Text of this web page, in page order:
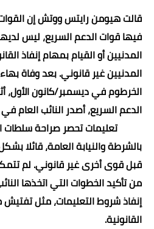
قالت هيومن رايتس ووتش إن
فيها قوات الدعم السريع، ليس
المدنيين أو القيام بمهام إنفاذ
الخرطوم في ديسمبر/كانون الأول،
2021 تعليمات تحصر صراحة
بالشرطة والنيابة العامة، قائلا
قبل قوى أخرى غير قانوني. لم
من تأكيد الخطوات التي اتخذها
إنفاذ شروط التعليمات، مثل تفتيش
القانونية.